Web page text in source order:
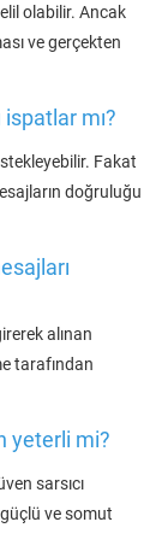
olabilir. Ancak
ve gerçekten
mı?
Fakat
doğruluğu
alınan
tarafından
yeterli mi?
sarsıcı
ve somut